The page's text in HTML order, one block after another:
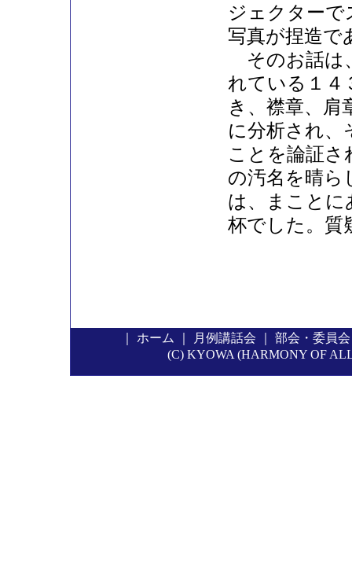
ジェクター
写真が捏造で
そのお話は
れている１４
き、襟章、肩
に分析され、
ことを論証さ
の汚名を晴ら
は、まことに
杯でした。
ホーム 月例講話会 部会・委員会
(C) KYOWA (HARMONY OF